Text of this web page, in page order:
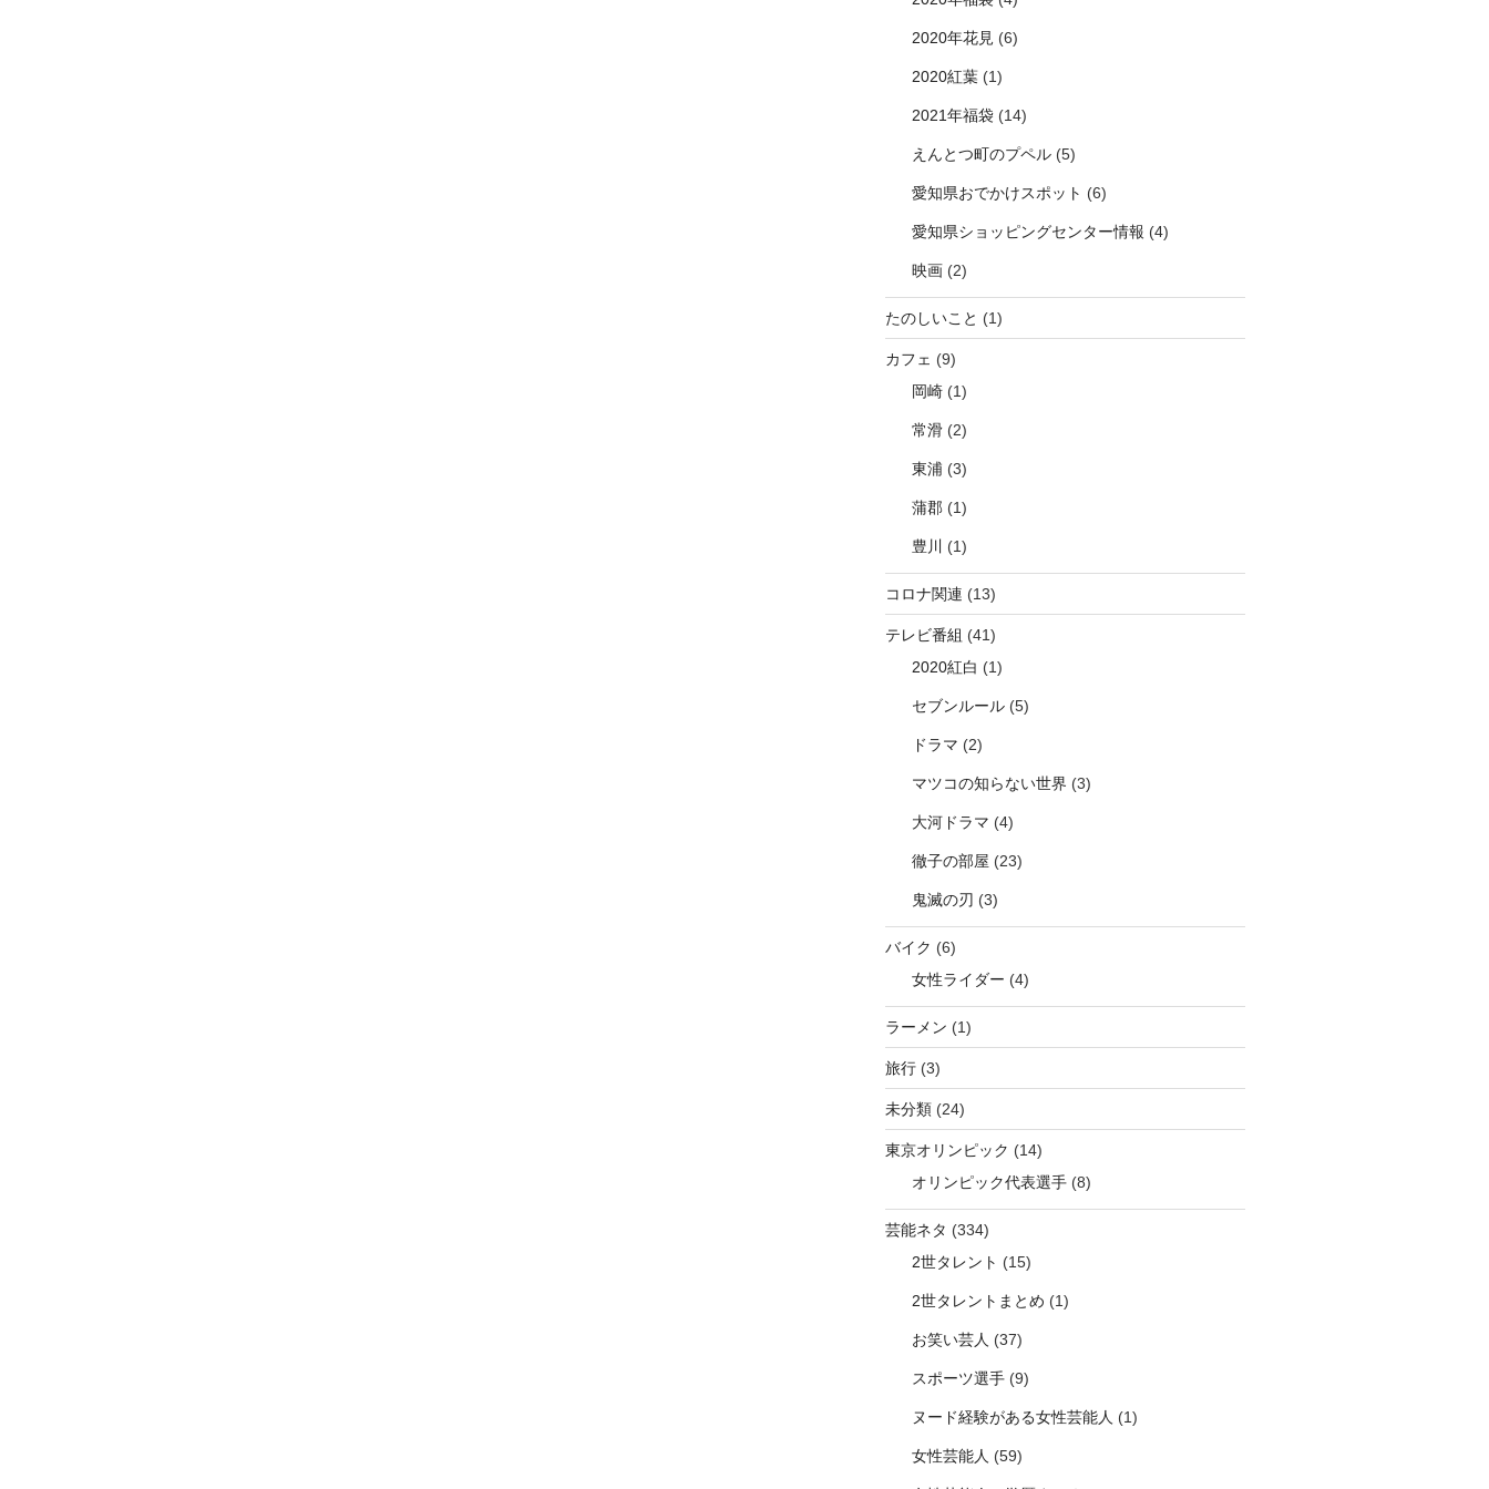
2020年花見 (6)
2020紅葉(1)
2021年福袋(14)
えんとつ町のプペル(5)
愛知県おでかけスポット (6)
愛知県ショッピングセンター情報 (4)
映画(2)
たのしいこと (1)
カフェ (9)
岡崎(1)
常滑(2)
東浦 (3)
蒲郡(1)
豊川 (1)
コロナ関連 (13)
テレビ番組 (41)
2020紅白 (1)
セブンルール(5)
ドラマ (2)
マツコの知らない世界 (3)
大河ドラマ (4)
徹子の部屋 (23)
鬼滅の刃 (3)
バイク (6)
女性ライダー (4)
ラーメン (1)
旅行(3)
未分類(24)
東京オリンピック (14)
オリンピック代表選手(8)
芸能ネタ (334)
2世タレント (15)
2世タレントまとめ (1)
お笑い芸人 (37)
スポーツ選手(9)
ヌード経験がある女性芸能人 (1)
女性芸能人 (59)